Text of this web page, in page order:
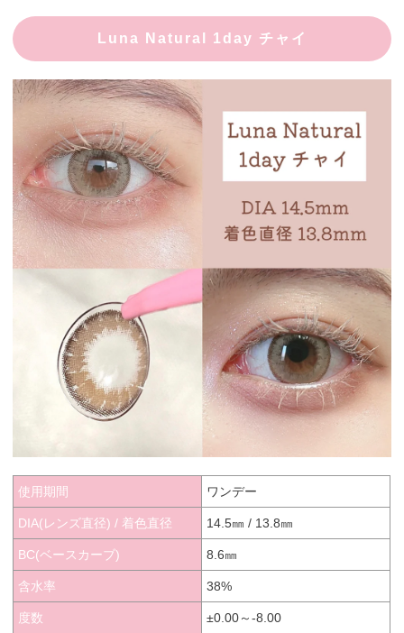
Luna Natural 1day チャイ
使用期間 ワンデー
DIA(レンズ直径) / 着色直径 14.5㎜ / 13.8㎜
BC(ベースカーブ) 8.6㎜
含水率 38%
度数 ±0.00～-8.00